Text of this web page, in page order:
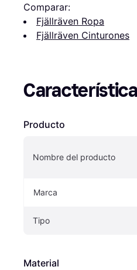
Comparar:
Fjällräven Ropa
Fjällräven Cinturones
Producto
Nombre del producto
Marca
Tipo
Material